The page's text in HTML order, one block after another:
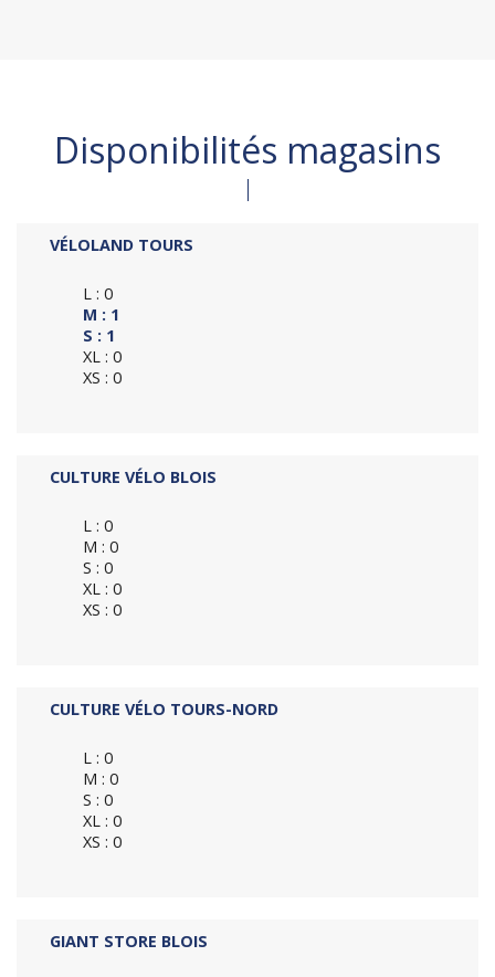
Disponibilités magasins
VÉLOLAND TOURS
L : 0
M : 1
S : 1
XL : 0
XS : 0
CULTURE VÉLO BLOIS
L : 0
M : 0
S : 0
XL : 0
XS : 0
CULTURE VÉLO TOURS-NORD
L : 0
M : 0
S : 0
XL : 0
XS : 0
GIANT STORE BLOIS